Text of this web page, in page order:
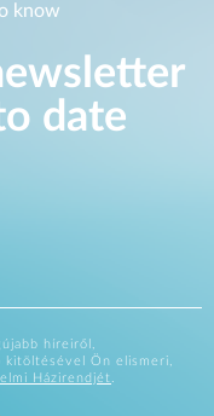
know
date
híreiről,
kitöltésével Ön elismeri,
Házirendjét.